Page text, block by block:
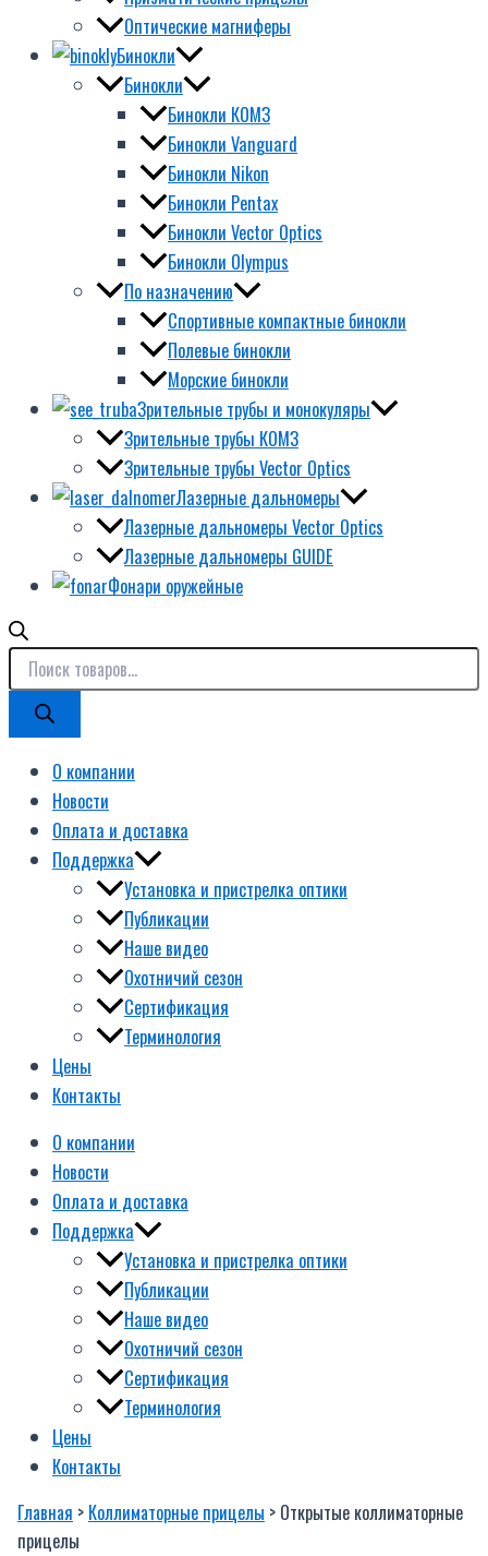
Оптические магниферы
Бинокли
Бинокли
Бинокли КОМЗ
Бинокли Vanguard
Бинокли Nikon
Бинокли Pentax
Бинокли Vector Optics
Бинокли Olympus
По назначению
Спортивные компактные бинокли
Полевые бинокли
Морские бинокли
Зрительные трубы и монокуляры
Зрительные трубы КОМЗ
Зрительные трубы Vector Optics
Лазерные дальномеры
Лазерные дальномеры Vector Optics
Лазерные дальномеры GUIDE
Фонари оружейные
О компании
Новости
Оплата и доставка
Поддержка
Установка и пристрелка оптики
Публикации
Наше видео
Охотничий сезон
Сертификация
Терминология
Цены
Контакты
О компании
Новости
Оплата и доставка
Поддержка
Установка и пристрелка оптики
Публикации
Наше видео
Охотничий сезон
Сертификация
Терминология
Цены
Контакты
Главная > Коллиматорные прицелы > Открытые коллиматорные
прицелы